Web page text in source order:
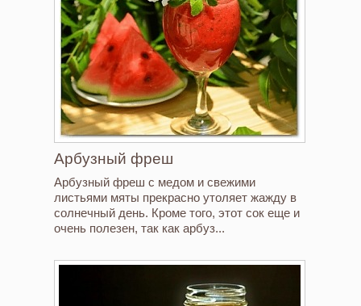
Арбузный фреш
Арбузный фреш с медом и свежими
листьями мяты прекрасно утоляет жажду в
солнечный день. Кроме того, этот сок еще и
очень полезен, так как арбуз...